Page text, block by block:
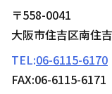
〒558-0041
大阪市住吉区南住
TEL:06-6115-6170
FAX:06-6115-6171